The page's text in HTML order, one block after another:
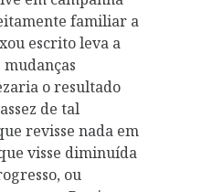
familiar a
escrito leva a
o resultado
de tal
revisse nada em
visse diminuída
ou